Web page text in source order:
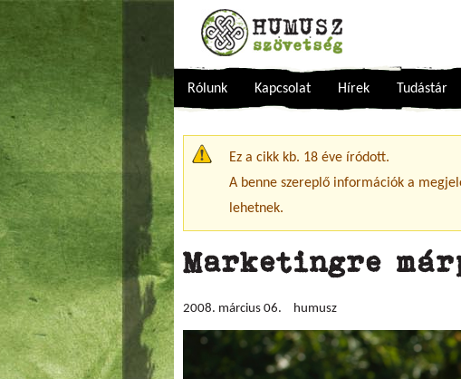
Rólunk Kapcsolat Hírek Tudástár
Figyelmeztető üzenet
Ez a cikk kb. 18 éve íródott.
A benne szereplő információk a
lehetnek.
Marketingre
2008. március 06. humusz